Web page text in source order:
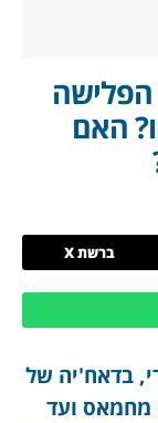
הפלישה
האם
ברשת X
בדאח'יה של
מחמאס ועד